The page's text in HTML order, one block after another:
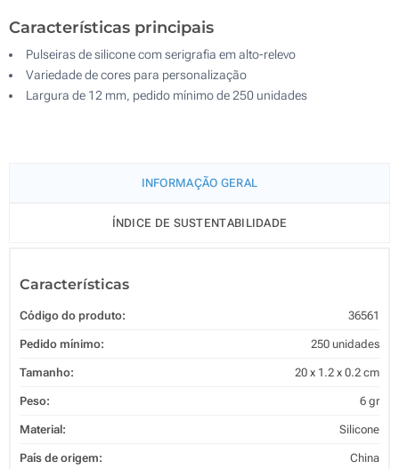
Características principais
Pulseiras de silicone com serigrafia em alto-relevo
Variedade de cores para personalização
Largura de 12 mm, pedido mínimo de 250 unidades
INFORMAÇÃO GERAL
ÍNDICE DE SUSTENTABILIDADE
Características
Código do produto: 36561
Pedido mínimo: 250 unidades
Tamanho: 20 x 1.2 x 0.2 cm
Peso: 6 gr
Material: Silicone
País de origem: China